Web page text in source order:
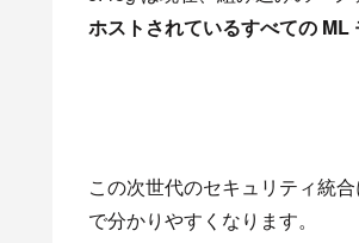
ホストされているすべての
この次世代のセキュリティ統
で分かりやすくなります。